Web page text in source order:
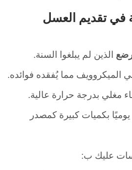
في تقديم العسل
الذين لم يبلغوا السنة.
مما يُفقده فوائده.
مغلي بدرجة حرارة عالية.
بكميات كبيرة كمصدر
عليك ب: